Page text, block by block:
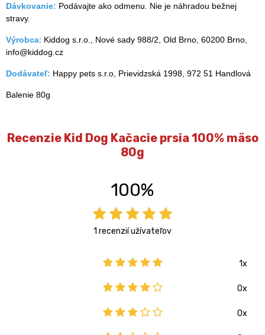
Dávkovanie: Podávajte ako odmenu. Nie je náhradou bežnej
stravy.
Výrobca: Kiddog s.r.o., Nové sady 988/2, Old Brno, 60200 Brno,
info@kiddog.cz
Dodávateľ: Happy pets s.r.o, Prievidzská 1998, 972 51 Handlová
Balenie 80g
Recenzie Kid Dog Kačacie prsia 100% mäso
80g
100%
1 recenzií užívateľov
1x
0x
0x